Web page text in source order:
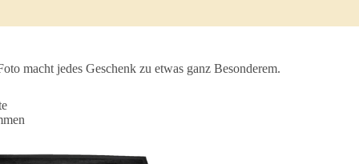
macht jedes Geschenk zu etwas ganz Besonderem.